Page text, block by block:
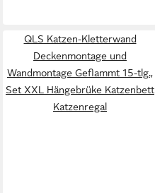
QLS Katzen-Kletterwand
Deckenmontage und
Wandmontage Geflammt 15-tlg.,
Set XXL Hängebrüke Katzenbett
Katzenregal